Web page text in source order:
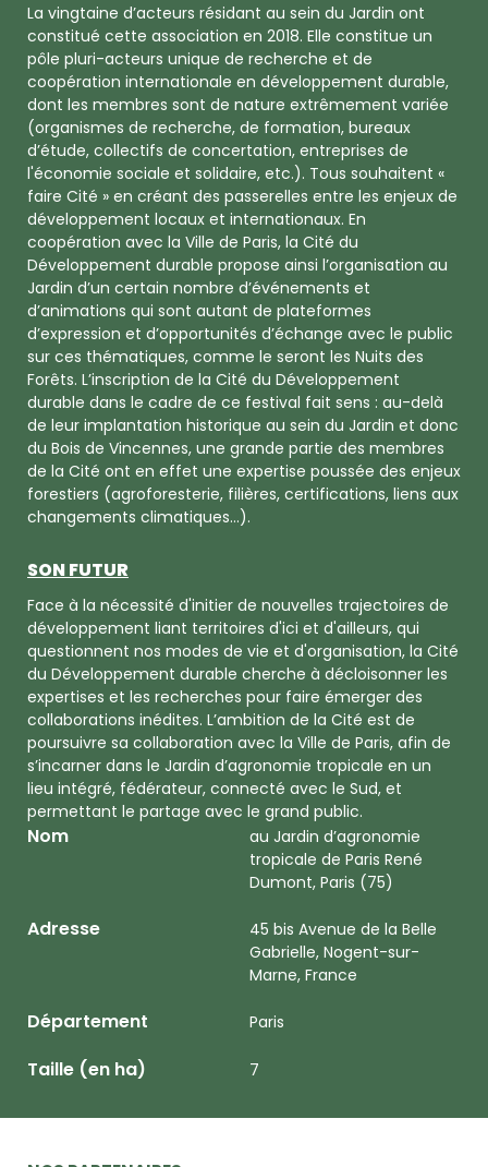
La vingtaine d’acteurs résidant au sein du Jardin ont
constitué cette association en 2018. Elle constitue un
pôle pluri-acteurs unique de recherche et de
coopération internationale en développement durable,
dont les membres sont de nature extrêmement variée
(organismes de recherche, de formation, bureaux
d’étude, collectifs de concertation, entreprises de
l'économie sociale et solidaire, etc.). Tous souhaitent «
faire Cité » en créant des passerelles entre les enjeux de
développement locaux et internationaux. En
coopération avec la Ville de Paris, la Cité du
Développement durable propose ainsi l’organisation au
Jardin d’un certain nombre d’événements et
d’animations qui sont autant de plateformes
d’expression et d’opportunités d’échange avec le public
sur ces thématiques, comme le seront les Nuits des
Forêts. L’inscription de la Cité du Développement
durable dans le cadre de ce festival fait sens : au-delà
de leur implantation historique au sein du Jardin et donc
du Bois de Vincennes, une grande partie des membres
de la Cité ont en effet une expertise poussée des enjeux
forestiers (agroforesterie, filières, certifications, liens aux
changements climatiques…).
SON FUTUR
Face à la nécessité d'initier de nouvelles trajectoires de
développement liant territoires d'ici et d'ailleurs, qui
questionnent nos modes de vie et d'organisation, la Cité
du Développement durable cherche à décloisonner les
expertises et les recherches pour faire émerger des
collaborations inédites. L’ambition de la Cité est de
poursuivre sa collaboration avec la Ville de Paris, afin de
s’incarner dans le Jardin d’agronomie tropicale en un
lieu intégré, fédérateur, connecté avec le Sud, et
permettant le partage avec le grand public.
Nom
au Jardin d’agronomie
tropicale de Paris René
Dumont, Paris (75)
Adresse
45 bis Avenue de la Belle
Gabrielle, Nogent-sur-
Marne, France
Département Paris
Taille (en ha) 7